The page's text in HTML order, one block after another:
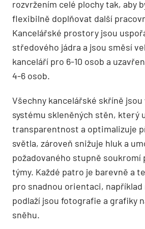
rozvržením celé plochy tak, aby
flexibilně doplňovat další
Kancelářské prostory jsou
středového jádra a jsou směsí
kanceláří pro 6-10 osob a
4-6 osob.
Všechny kancelářské skříně jsou
systému skleněných stěn, který
transparentnost a optimalizuje
světla, zároveň snižuje hluk a
požadovaného stupně soukromí
týmy. Každé patro je barevně a
pro snadnou orientaci, například
podlaží jsou fotografie a grafiky
sněhu.